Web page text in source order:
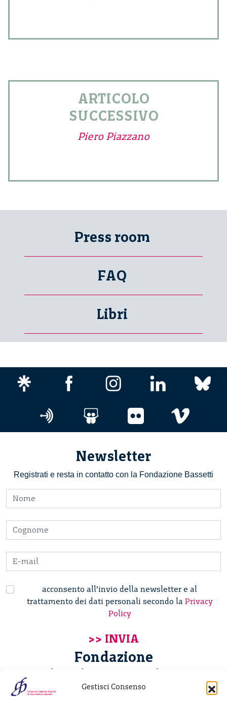
Gestisci Consenso
ARTICOLO
SUCCESSIVO
Piero Piazzano
Press room
FAQ
Libri
Newsletter
Registrati e resta in contatto con la Fondazione Bassetti
acconsento all’invio della newsletter e al
trattamento dei dati personali secondo la Privacy
Policy
Fondazione
Giannino Bassetti ETS